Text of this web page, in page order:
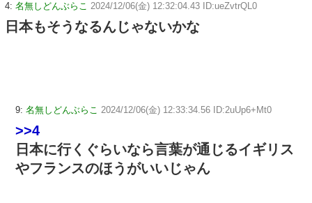
4: 名無しどんぶらこ 2024/12/06(金) 12:32:04.43 ID:ueZvtrQL0
日本もそうなるんじゃないかな
9: 名無しどんぶらこ 2024/12/06(金) 12:33:34.56 ID:2uUp6+Mt0
>>4
日本に行くぐらいなら言葉が通じるイギリス
やフランスのほうがいいじゃん